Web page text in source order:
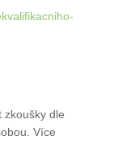
zkoušky dle
Více